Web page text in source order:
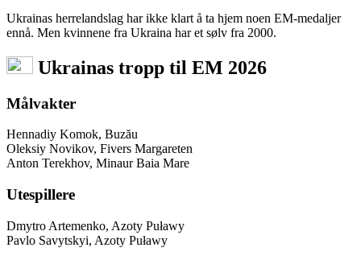
Ukrainas herrelandslag har ikke klart å ta hjem noen EM-medaljer
ennå. Men kvinnene fra Ukraina har et sølv fra 2000.
Ukrainas tropp til EM 2026
Målvakter
Hennadiy Komok, Buzău
Oleksiy Novikov, Fivers Margareten
Anton Terekhov, Minaur Baia Mare
Utespillere
Dmytro Artemenko, Azoty Puławy
Pavlo Savytskyi, Azoty Puławy